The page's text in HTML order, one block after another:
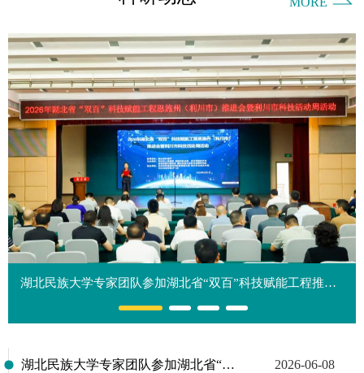
湖北民族大学专家团队参加湖北省“双百”科技赋能工程推进会
湖北民族大学专家团队参加湖北省“双百”科技赋能工程推进会 2026-06-08